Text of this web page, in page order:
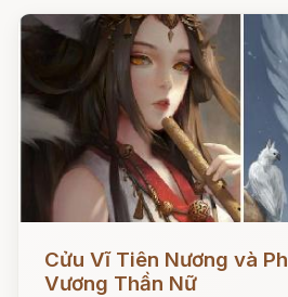
Cửu Vĩ Tiên Nương và
Vương Thần Nữ